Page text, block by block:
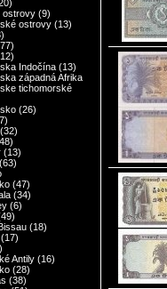
ostrovy (9)
ostrovy (13)
Indočína (13)
západná Afrika
tichomorské
(26)
(32)
(13)
(63)
(47)
(34)
(6)
(18)
(17)
Antily (16)
(28)
(38)